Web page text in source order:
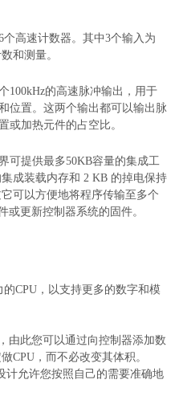
个高速计数器。其中3个输入为
和测量。
100kHz的高速脉冲输出，用于
位置。这两个输出都可以输出脉
或加热元件的占空比。
可提供最多50KB容量的集成工
成装载内存和 2 KB 的掉电保持
可以方便地将程序传输至多个
或更新控制器系统的固件。
CPU，以支持更多的数字和模
由此您可以通过向控制器添加数
CPU，而不必改变其体积。
计允许您按照自己的需要准确地